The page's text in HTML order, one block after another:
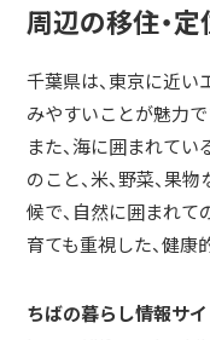
周辺の移住・
千葉県は、東京に近
みやすいことが魅力で
また、海に囲まれて
のこと、米、野菜、果
候で、自然に囲まれ
育ても重視した、健
ちばの暮らし情報サ